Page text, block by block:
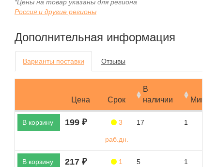
*Цены на товар указаны для региона
Россия и другие регионы
Дополнительная информация
Варианты поставки Отзывы
Цена Срок
В
наличии
В корзину 199 ₽ 3
раб.дн.
17 1
В корзину 217 ₽ 1 5 1